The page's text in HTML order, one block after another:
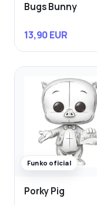
Bugs Bunny
13,90 EUR
Funko oficial
Porky Pig